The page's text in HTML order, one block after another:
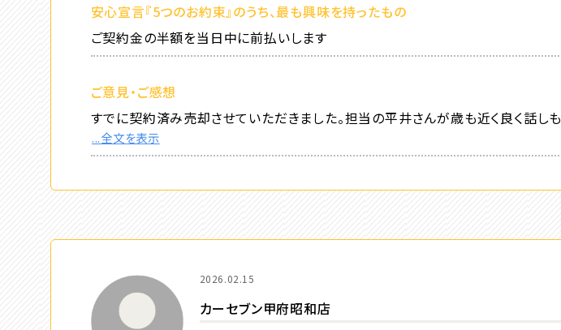
安心宣言『5つのお約束』のうち、最も興味を持ったもの
ご契約金の半額を当日中に前払いします
ご意見・ご感想
すでに契約済み売却させていただきました。担当の平井さんが歳も近く良く話し
...全文を表示
2026.02.15
カーセブン甲府昭和店